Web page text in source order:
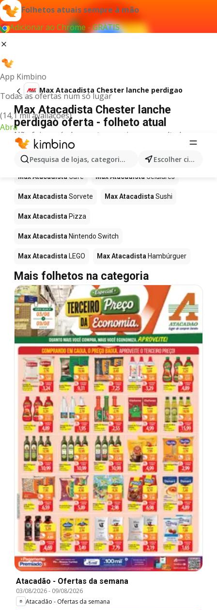
Folhetos atuais sempre à mão
Adicionar ao Chrome - GRÁTIS
App Kimbino
Todas as ofertas num só lugar
(14,1 mil avaliações)
Abra
Pesquisa de lojas, categorias,produtos... Escolher cidade
Max Atacadista Chester lanche perdigao
Max Atacadista Chester lanche
perdigao oferta - folheto atual
Não foi possível encontrar quaisquer resultados
para este termo.
Mais produtos em Max Atacadista
Max Atacadista Café Max Atacadista Celulares
Max Atacadista Sorvete Max Atacadista Sushi
Max Atacadista Pizza
Max Atacadista Nintendo Switch
Max Atacadista LEGO Max Atacadista Hambúrguer
Mais folhetos na categoria
Atacadão - Ofertas da semana
03/08/2026- 09/08/2026
Atacadão - Ofertas da semana